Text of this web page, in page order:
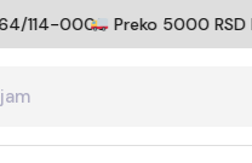
114-0005Preko 5000 RSD